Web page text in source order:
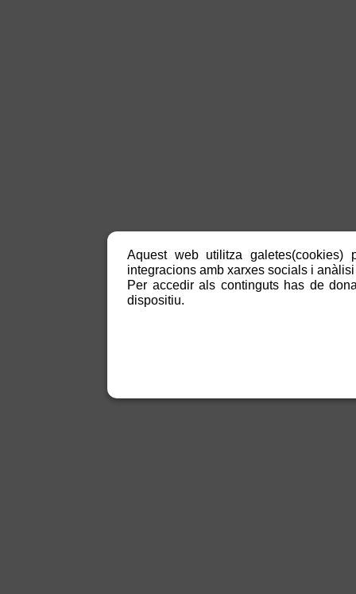
Aquest web utilitza
integracions amb xarxes socials i
Per accedir als continguts has de
dispositiu.